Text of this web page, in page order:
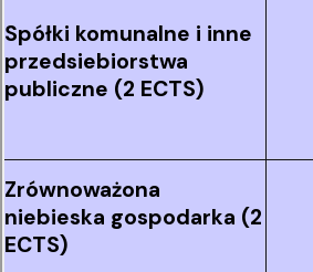
Spółki komunalne i inne
przedsiebiorstwa
publiczne (2 ECTS)
Zrównoważona
niebieska gospodarka (2
ECTS)